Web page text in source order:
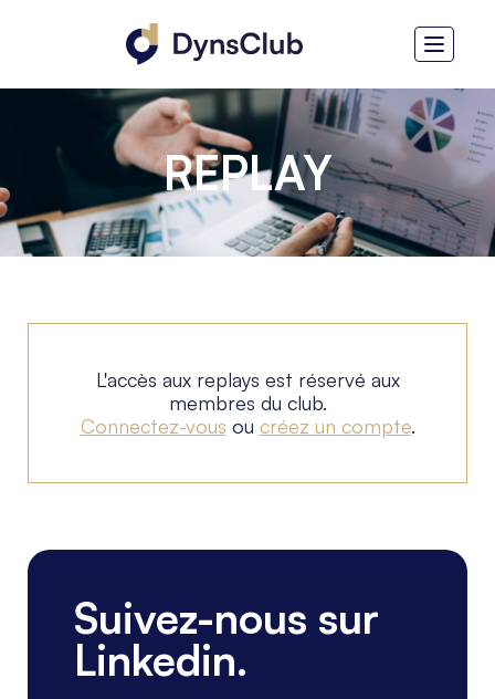
REPLAY
L'accès aux replays est réservé aux
membres du club.
Connectez-vous ou créez un compte.
Suivez-nous sur
Linkedin.